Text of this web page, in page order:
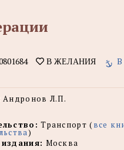
В ЖЕЛАНИЯ
Андронов Л.П.
Транспорт (все
)
Москва